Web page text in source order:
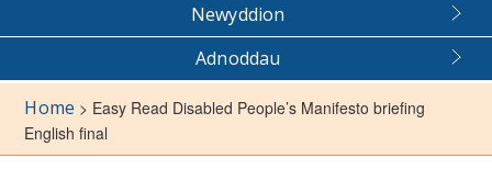
Newyddion
Adnoddau
Home > Easy Read Disabled People’s Manifesto briefing
English final